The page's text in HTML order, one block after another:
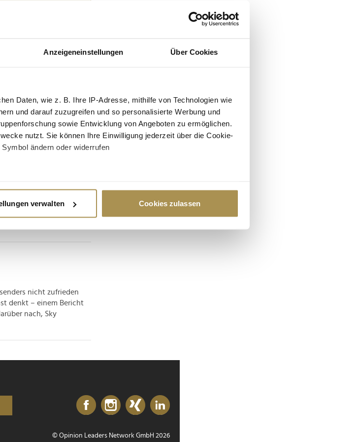
Anzeigeneinstellungen Über Cookies
Daten, wie z. B. Ihre IP-Adresse, mithilfe von Technologien wie
und darauf zuzugreifen und so personalisierte Werbung und
sowie Entwicklung von Angeboten zu ermöglichen.
nutzt. Sie können Ihre Einwilligung jederzeit über die Cookie-
ändern oder widerrufen
verarbeitet werden, und legen Sie Ihre Präferenzen im
geben wir Informationen zu Ihrer Verwendung unserer
und Analysen weiter. Unsere Partner führen diese Informationen
verwalten Cookies zulassen
Sie die gesuchten
eingetreten. Der
Geschwindigkeit,
klar wird, welchen
Deutschen mit ihren
die Telekom als
und im Alltag
Erreichbarkeit,
nicht zufrieden
denkt – einem Bericht
nach, Sky
© Opinion Leaders Network GmbH 2026